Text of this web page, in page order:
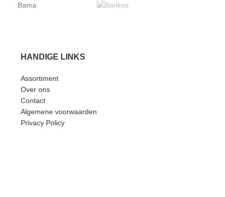
Bama
HANDIGE LINKS
Assortiment
Over ons
Contact
Algemene voorwaarden
Privacy Policy